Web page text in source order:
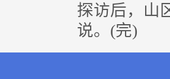
探访后，山
说。(完)